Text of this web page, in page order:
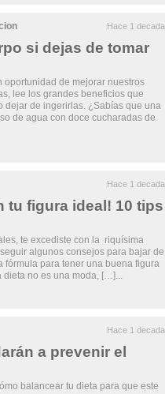
Hace 1 decada
si dejas de tomar
oportunidad de mejorar nuestros
lee los grandes beneficios que
dejar de ingerirlas. ¿Sabías que una
de agua con doce cucharadas de
Hace 1 decada
tu figura ideal! 10 tips
te excediste con la riquísima
algunos consejos para bajar de
fórmula para tener una buena figura
dieta no es una moda, […]...
Hace 1 decada
a prevenir el
balancear tu dieta para que este